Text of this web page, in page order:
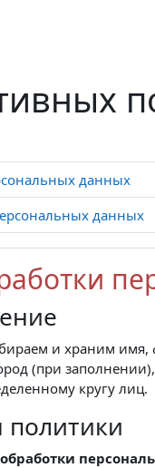
данных
данных
и храним имя,
(при
кругу лиц.
политики